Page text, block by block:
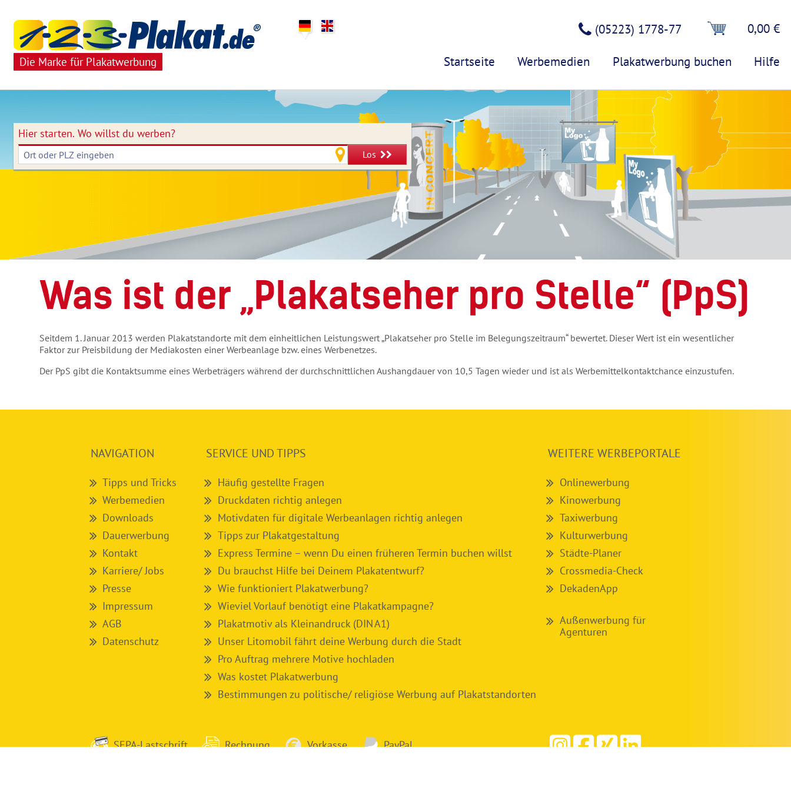
Die Marke für Plakatwerbung
(05223) 1778-77 0,00 €
Startseite Werbemedien Plakatwerbung buchen Hilfe
Hier starten. Wo willst du werben?
Los
Was ist der „Plakatseher pro Stelle“ (PpS)
Seitdem 1. Januar 2013 werden Plakatstandorte mit dem einheitlichen Leistungswert „Plakatseher pro Stelle im Belegungszeitraum“ bewertet. Dieser Wert ist ein wesentlicher
Faktor zur Preisbildung der Mediakosten einer Werbeanlage bzw. eines Werbenetzes.
Der PpS gibt die Kontaktsumme eines Werbeträgers während der durchschnittlichen Aushangdauer von 10,5 Tagen wieder und ist als Werbemittelkontaktchance einzustufen.
NAVIGATION
Tipps und Tricks
Werbemedien
Downloads
Dauerwerbung
Kontakt
Karriere/ Jobs
Presse
Impressum
AGB
Datenschutz
SERVICE UND TIPPS
Häufig gestellte Fragen
Druckdaten richtig anlegen
Motivdaten für digitale Werbeanlagen richtig anlegen
Tipps zur Plakatgestaltung
Express Termine – wenn Du einen früheren Termin buchen willst
Du brauchst Hilfe bei Deinem Plakatentwurf?
Wie funktioniert Plakatwerbung?
Wieviel Vorlauf benötigt eine Plakatkampagne?
Plakatmotiv als Kleinandruck (DIN A1)
Unser Litomobil fährt deine Werbung durch die Stadt
Pro Auftrag mehrere Motive hochladen
Was kostet Plakatwerbung
Bestimmungen zu politische/ religiöse Werbung auf Plakatstandorten
WEITERE WERBEPORTALE
Onlinewerbung
Kinowerbung
Taxiwerbung
Kulturwerbung
Städte-Planer
Crossmedia-Check
DekadenApp
Außenwerbung für
Agenturen
SEPA-Lastschrift Rechnung Vorkasse PayPal